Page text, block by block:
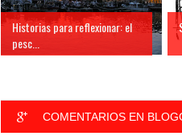
Historias para reflexionar: el
pesc...
COMENTARIOS EN